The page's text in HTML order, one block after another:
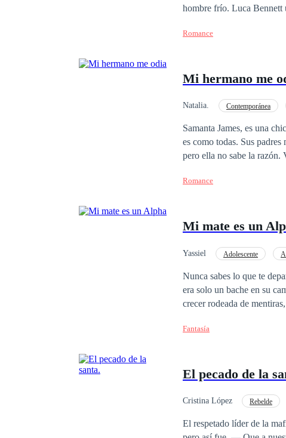
hombre frío.
cirugía estética, aunque
perspectiva de él mismo.
Romance
Mi hermano me
Natalia. Contemporánea
Samanta James, es una
es como todas. Sus padres murieron cuando Samanta tenía 7 años y desde entonces que su hermano la odia,
pero ella no sabe la razón.
su hermano, su único hermano. Pero llegará alguien a sacar las verdades a flote, y también
Romance
Mi mate es un
Yassiel Adolescente
Nunca sabes lo que te depara el
era solo un bache en su
sin eso, porque forma parte de ti. En su primer día en el instituto nuevo conoce a Liam, el
convirtiéndose en lo más
Fantasía
El pecado de la
Cristina López Rebelde
El respetado líder de la